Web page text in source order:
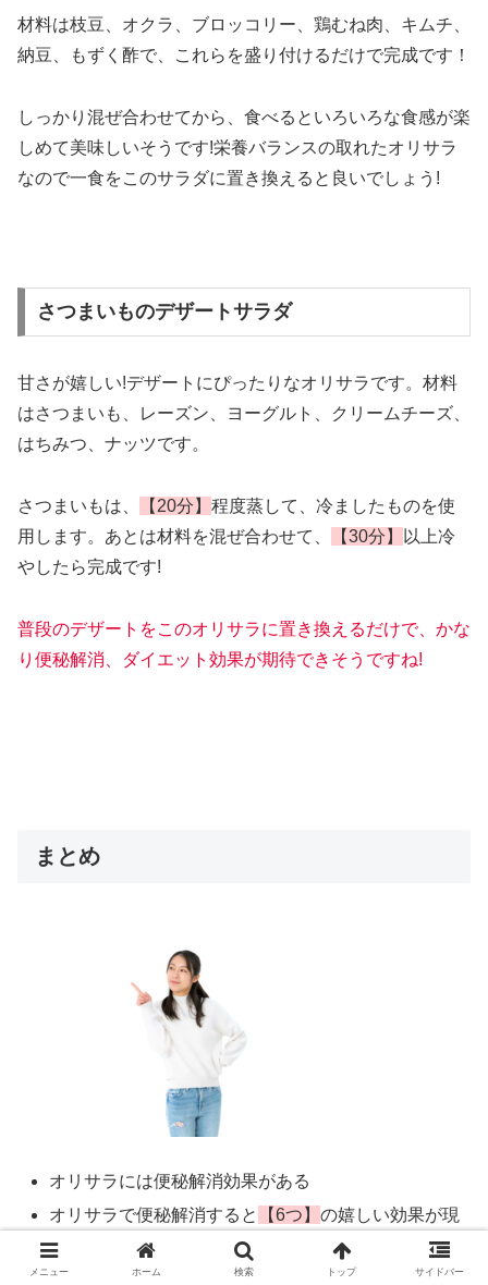
材料は枝豆、オクラ、ブロッコリー、鶏むね肉、キムチ、
納豆、もずく酢で、これらを盛り付けるだけで完成です！
しっかり混ぜ合わせてから、食べるといろいろな食感が楽
しめて美味しいそうです!栄養バランスの取れたオリサラ
なので一食をこのサラダに置き換えると良いでしょう!
さつまいものデザートサラダ
甘さが嬉しい!デザートにぴったりなオリサラです。材料
はさつまいも、レーズン、ヨーグルト、クリームチーズ、
はちみつ、ナッツです。
さつまいもは、 【20分】 程度蒸して、冷ましたものを使
用します。あとは材料を混ぜ合わせて、
【30分】
以上冷
やしたら完成です!
普段のデザートをこのオリサラに置き換えるだけで、かな
り便秘解消、ダイエット効果が期待できそうですね!
まとめ
オリサラには便秘解消効果がある
オリサラで便秘解消すると
【6つ】の嬉しい効果が現
れる
オリサラで便秘解消効果が高い材料は 【12種類】
メニュー ホーム 検索 トップ サイドバー